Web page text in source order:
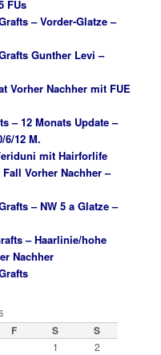
FUs
– Vorder-Glatze –
Gunther Levi –
Vorher Nachher mit FUE
– 12 Monats Update –
6/12 M.
mit Hairforlife
Vorher Nachher –
– NW 5 a Glatze –
– Haarlinie/hohe
Nachher
F S S
1 2